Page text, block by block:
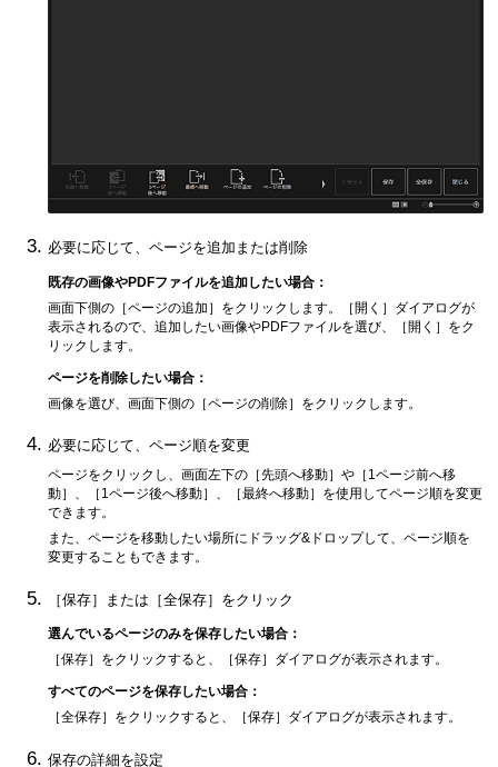
必要に応じて、ページを追加または削除
既存の画像やPDFファイルを追加したい場合：
画面下側の［ページの追加 ］をクリックします。 ［開く ］ダイアログが
表示されるので、追加したい画像やPDFファイルを選び、［開く ］をク
リックします。
ページを削除したい場合：
画像を選び、画面下側の［ページの削除］をクリックします。
必要に応じて、ページ順を変更
ページをクリックし、画面左下の［先頭へ移動］や［ 1ページ前へ移
動］、［ 1ページ後へ移動］、［最終へ移動］を使用してページ順を変更
できます。
また、ページを移動したい場所にドラッグ&ドロップして、ページ順を
変更することもできます。
［保存］または［全保存］をクリック
選んでいるページのみを保存したい場合：
［保存］をクリックすると、［保存］ダイアログが表示されます。
すべてのページを保存したい場合：
［全保存］をクリックすると、［保存］ダイアログが表示されます。
保存の詳細を設定